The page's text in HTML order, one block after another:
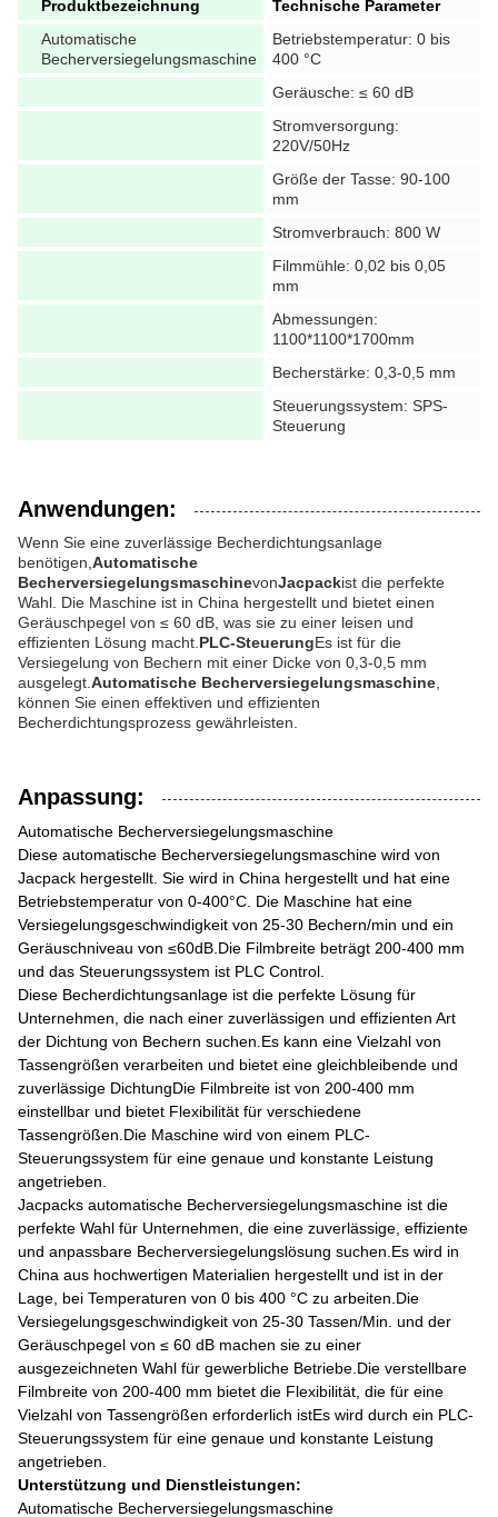
Produktbezeichnung
Technische Parameter
Automatische
Becherversiegelungsmaschine
Betriebstemperatur: 0 bis
400 °C
Geräusche: ≤ 60 dB
Stromversorgung:
220V/50Hz
Größe der Tasse: 90-100
mm
Stromverbrauch: 800 W
Filmmühle: 0,02 bis 0,05
mm
Abmessungen:
1100*1100*1700mm
Becherstärke: 0,3-0,5 mm
Steuerungssystem: SPS-
Steuerung
Anwendungen:
Wenn Sie eine zuverlässige Becherdichtungsanlage
benötigen, Automatische
BecherversiegelungsmaschinevonJacpackist die perfekte
Wahl. Die Maschine ist in China hergestellt und bietet einen
Geräuschpegel von ≤ 60 dB, was sie zu einer leisen und
effizienten Lösung macht. PLC-SteuerungEs ist für die
Versiegelung von Bechern mit einer Dicke von 0,3-0,5 mm
ausgelegt. Automatische Becherversiegelungsmaschine
können Sie einen effektiven und effizienten
Becherdichtungsprozess gewährleisten.
Anpassung:
Automatische Becherversiegelungsmaschine
Diese automatische Becherversiegelungsmaschine wird von
Jacpack hergestellt. Sie wird in China hergestellt und hat eine
Betriebstemperatur von 0-400°C. Die Maschine hat eine
Versiegelungsgeschwindigkeit von 25-30 Bechern/min und ein
Geräuschniveau von ≤60dB.Die Filmbreite beträgt 200-400 mm
und das Steuerungssystem ist PLC Control.
Diese Becherdichtungsanlage ist die perfekte Lösung für
Unternehmen, die nach einer zuverlässigen und effizienten Art
der Dichtung von Bechern suchen.Es kann eine Vielzahl von
Tassengrößen verarbeiten und bietet eine gleichbleibende und
zuverlässige DichtungDie Filmbreite ist von 200-400 mm
einstellbar und bietet Flexibilität für verschiedene
Tassengrößen.Die Maschine wird von einem PLC-
Steuerungssystem für eine genaue und konstante Leistung
angetrieben.
Jacpacks automatische Becherversiegelungsmaschine ist die
perfekte Wahl für Unternehmen, die eine zuverlässige, effiziente
und anpassbare Becherversiegelungslösung suchen.Es wird in
China aus hochwertigen Materialien hergestellt und ist in der
Lage, bei Temperaturen von 0 bis 400 °C zu arbeiten.Die
Versiegelungsgeschwindigkeit von 25-30 Tassen/Min. und der
Geräuschpegel von ≤ 60 dB machen sie zu einer
ausgezeichneten Wahl für gewerbliche Betriebe.Die verstellbare
Filmbreite von 200-400 mm bietet die Flexibilität, die für eine
Vielzahl von Tassengrößen erforderlich istEs wird durch ein PLC-
Steuerungssystem für eine genaue und konstante Leistung
angetrieben.
Unterstützung und Dienstleistungen:
Automatische Becherversiegelungsmaschine